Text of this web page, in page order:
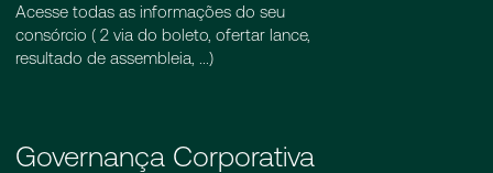
Acesse todas as informações do seu
consórcio ( 2 via do boleto, ofertar lance,
resultado de assembleia, ...)
Governança Corporativa